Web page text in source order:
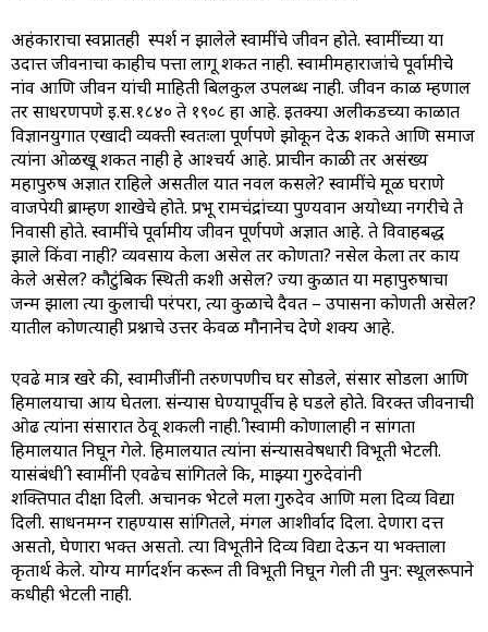
अहंकाराचा स्वप्नातही स्पर्श न झालेले स्वामींचे जीवन होते. स्वामींच्या या
उदात्त जीवनाचा काहीच पत्ता लागू शकत नाही. स्वामीमहाराजांचे पूर्वाश्रमीचे
नांव आणि जीवन यांची माहिती बिलकुल उपलब्ध नाही. जीवन काळ म्हणाल
तर साधरणपणे इ.स.१८४० ते १९०८ हा आहे. इतक्या अलीकडच्या काळात
विज्ञानयुगात एखादी व्यक्ती स्वतःला पूर्णपणे झोकून देऊ शकते आणि समाज
त्यांना ओळखू शकत नाही हे आश्चर्य आहे. प्राचीन काळी तर असंख्य
महापुरुष अज्ञात राहिले असतील यात नवल कसले? स्वामींचे मूळ घराणे
वाजपेयी ब्राम्हण शाखेचे होते. प्रभू रामचंद्रांच्या पुण्यवान अयोध्या नगरीचे ते
निवासी होते. स्वामींचे पूर्वाश्रमीय जीवन पूर्णपणे अज्ञात आहे. ते विवाहबद्ध
झाले किंवा नाही? व्यवसाय केला असेल तर कोणता? नसेल केला तर काय
केले असेल? कौटुंबिक स्थिती कशी असेल? ज्या कुळात या महापुरुषाचा
जन्म झाला त्या कुलाची परंपरा, त्या कुळाचे दैवत – उपासना कोणती असेल?
यातील कोणत्याही प्रश्नाचे उत्तर केवळ मौनानेच देणे शक्य आहे.
एवढे मात्र खरे की, स्वामीजींनी तरुणपणीच घर सोडले, संसार सोडला आणि
हिमालयाचा आश्रय घेतला. संन्यास घेण्यापूर्वीच हे घडले होते. विरक्त जीवनाची
ओढ त्यांना संसारात ठेवू शकली नाही. श्रीस्वामी कोणालाही न सांगता
हिमालयात निघून गेले. हिमालयात त्यांना संन्यासवेषधारी विभूती भेटली.
यासंबंधी श्री स्वामींनी एवढेच सांगितले कि, माझ्या गुरुदेवांनी
शक्तिपातदीक्षादिली. अचानक भेटले मला गुरुदेव आणि मला दिव्य विद्या
दिली. साधनमग्न राहण्यास सांगितले, मंगल आशीर्वाद दिला. देणारा दत्त
असतो, घेणारा भक्त असतो. त्या विभूतीने दिव्य विद्या देऊन या भक्ताला
कृतार्थ केले. योग्य मार्गदर्शन करून ती विभूती निघून गेली ती पुन: स्थूलरूपाने
कधीही भेटली नाही.